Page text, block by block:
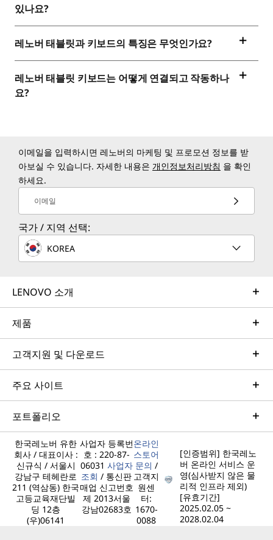
있나요?
레노버 태블릿과 키보드의 특징은 무엇인가요?
레노버 태블릿 키보드는 어떻게 연결되고 작동하나
요?
이메일을 입력하시면 레노버의 마케팅 및 프로모션 정보를 받
아보실 수 있습니다. 자세한 내용은 개인정보처리방침 을 확인
하세요.
이메일
국가 / 지역 선택:
KOREA
LENOVO 소개
제품
고객지원 및 다운로드
주요 사이트
포트폴리오
한국레노버 유한
회사 / 대표이사 :
신규식 / 서울시
강남구 테헤란로
211 (역삼동) 한국
고등교육재단빌
딩 12층
(우)06141
사업자 등록번
호 : 220-87-
06031 사업자
조회 / 통신판
매업 신고번호
제 2013서울
강남02683호
온라인
스토어
문의 /
고객지
원센
터:
1670-
0088
[인증범위] 한국레노
버 온라인 서비스 운
영(심사받지 않은 물
리적 인프라 제외)
[유효기간]
2025.02.05 ~
2028.02.04